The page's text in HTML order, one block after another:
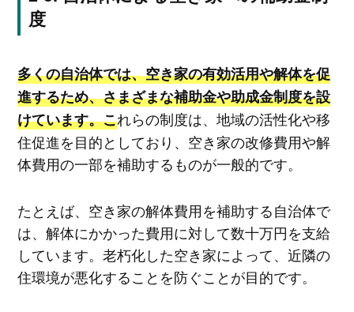
度
多くの自治体では、空き家の有効活用や解体を促
進するため、さまざまな補助金や助成金制度を設
けています。これらの制度は、地域の活性化や移
住促進を目的としており、空き家の改修費用や解
体費用の一部を補助するものが一般的です。
たとえば、空き家の解体費用を補助する自治体で
は、解体にかかった費用に対して数十万円を支給
しています。老朽化した空き家によって、近隣の
住環境が悪化することを防ぐことが目的です。